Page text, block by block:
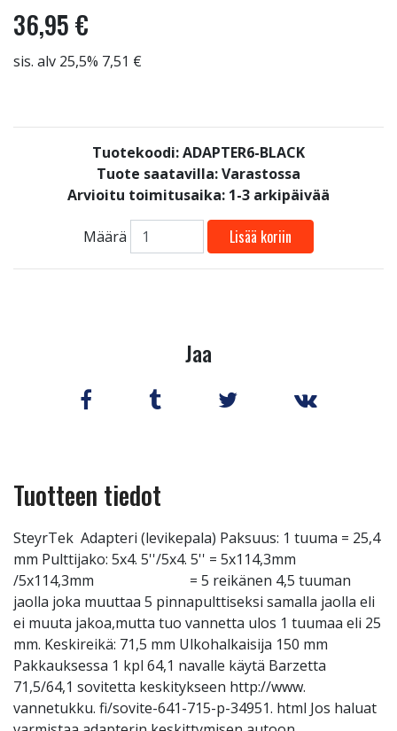
36,95 €
sis. alv 25,5% 7,51 €
Tuotekoodi: ADAPTER6-BLACK
Tuote saatavilla:Varastossa
Arvioitu toimitusaika: 1-3 arkipäivää
Määrä Lisää koriin
Jaa
Tuotteen tiedot
SteyrTek Adapteri (levikepala) Paksuus: 1 tuuma = 25,4
mm Pulttijako: 5x4. 5''/5x4. 5'' = 5x114,3mm
/5x114,3mm = 5 reikänen 4,5 tuuman
jaolla joka muuttaa 5 pinnapulttiseksi samalla jaolla eli
ei muuta jakoa,mutta tuo vannetta ulos 1 tuumaa eli 25
mm. Keskireikä: 71,5 mm Ulkohalkaisija 150 mm
Pakkauksessa 1 kpl 64,1 navalle käytä Barzetta
71,5/64,1 sovitetta keskitykseen http://www.
vannetukku. fi/sovite-641-715-p-34951. html Jos haluat